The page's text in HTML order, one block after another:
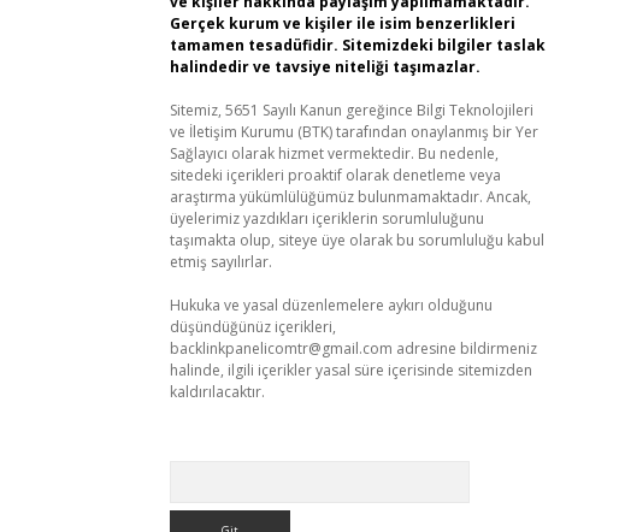
Gerçek kurum ve kişiler ile isim benzerlikleri
tamamen tesadüfidir. Sitemizdeki bilgiler taslak
halindedir ve tavsiye niteliği taşımazlar.
Sitemiz, 5651 Sayılı Kanun gereğince Bilgi Teknolojileri
ve İletişim Kurumu (BTK) tarafından onaylanmış bir Yer
Sağlayıcı olarak hizmet vermektedir. Bu nedenle,
sitedeki içerikleri proaktif olarak denetleme veya
araştırma yükümlülüğümüz bulunmamaktadır. Ancak,
üyelerimiz yazdıkları içeriklerin sorumluluğunu
taşımakta olup, siteye üye olarak bu sorumluluğu kabul
etmiş sayılırlar.
Hukuka ve yasal düzenlemelere aykırı olduğunu
düşündüğünüz içerikleri,
backlinkpanelicomtr@gmail.com adresine bildirmeniz
halinde, ilgili içerikler yasal süre içerisinde sitemizden
kaldırılacaktır.